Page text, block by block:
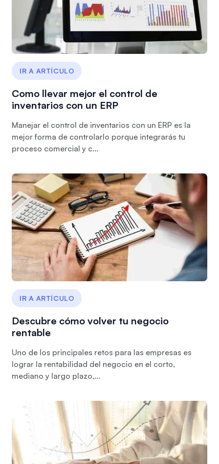
IR A ARTÍCULO
Como llevar mejor el control de
inventarios con un ERP
Manejar el control de inventarios con un ERP es la
mejor forma de controlarlo porque integrarás tu
proceso comercial y c...
IR A ARTÍCULO
Descubre cómo volver tu negocio
rentable
Uno de los principales retos para las empresas es
lograr la rentabilidad del negocio en el corto,
mediano y largo plazo,...